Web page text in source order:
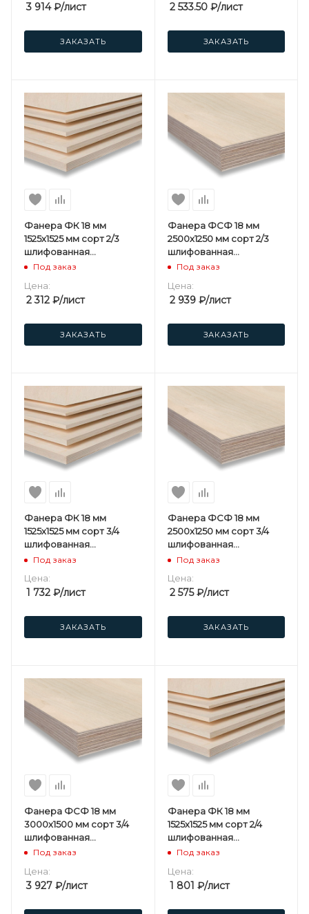
3 914₽/лист
ЗАКАЗАТЬ
2 533.50₽/лист
ЗАКАЗАТЬ
Фанера ФК 18 мм
1525х1525 мм сорт 2/3
шлифованная
березовая
Под заказ
Цена:
2 312 ₽/лист
ЗАКАЗАТЬ
Фанера ФСФ 18 мм
2500х1250 мм сорт 2/3
шлифованная
березовая
Под заказ
Цена:
2 939₽/лист
ЗАКАЗАТЬ
Фанера ФК 18 мм
1525х1525 мм сорт 3/4
шлифованная
березовая
Под заказ
Цена:
1 732 ₽/лист
ЗАКАЗАТЬ
Фанера ФСФ 18 мм
2500х1250 мм сорт 3/4
шлифованная
березовая
Под заказ
Цена:
2 575₽/лист
ЗАКАЗАТЬ
Фанера ФСФ 18 мм
3000х1500 мм сорт 3/4
шлифованная
березовая
Под заказ
Цена:
3 927 ₽/лист
Фанера ФК 18 мм
1525х1525 мм сорт 2/4
шлифованная
березовая
Под заказ
Цена:
1 801 ₽/лист